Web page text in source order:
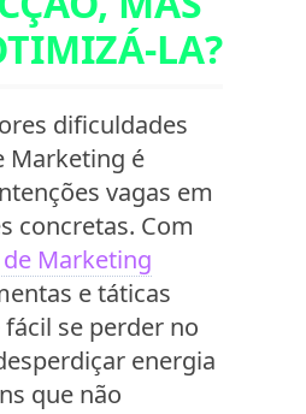
LA?
dificuldades
Marketing é
vagas em
concretas. Com
Marketing
e táticas
se perder no
energia
que não